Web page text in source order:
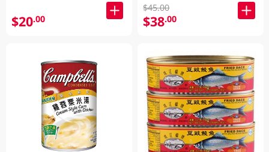
$20.00
$45.00
$38.00